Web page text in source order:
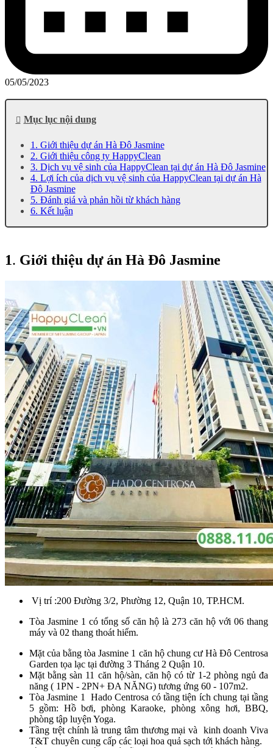
05/05/2023
Mục lục nội dung
1. Giới thiệu dự án Hà Đô Jasmine
2. Giới thiệu công ty HappyClean
3. Dịch vụ vệ sinh của HappyClean tại dự án Hà Đô Jasmine
4. Lợi ích của dịch vụ vệ sinh của HappyClean tại dự án Hà
Đô Jasmine
5. Đánh giá và phản hồi từ khách hàng
6. Kết luận
1. Giới thiệu dự án Hà Đô Jasmine
Vị trí :200 Đường 3/2, Phường 12, Quận 10, TP.HCM.
Tòa Jasmine 1 có tổng số căn hộ là 273 căn hộ với 06 thang
máy và 02 thang thoát hiểm.
Mặt của bằng tòa Jasmine 1 căn hộ chung cư Hà Đô Centrosa
Garden tọa lạc tại đường 3 Tháng 2 Quận 10.
Mặt bằng sàn 11 căn hộ/sàn, căn hộ có từ 1-2 phòng ngủ đa
năng ( 1PN - 2PN+ ĐA NĂNG) tương ứng 60 - 107m2.
Tòa Jasmine 1 Hado Centrosa có tầng tiện ích chung tại tầng
5 gồm: Hồ bơi, phòng Karaoke, phòng xông hơi, BBQ,
phòng tập luyện Yoga.
Tầng trệt chính là trung tâm thương mại và kinh doanh Viva
T&T chuyên cung cấp các loại hoa quả sạch tới khách hàng.